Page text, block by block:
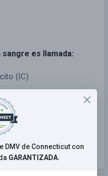
sangre es llamada:
(IC)
en sangre (BAC)
(RAC)
DMV de Connecticut con
GARANTIZADA.